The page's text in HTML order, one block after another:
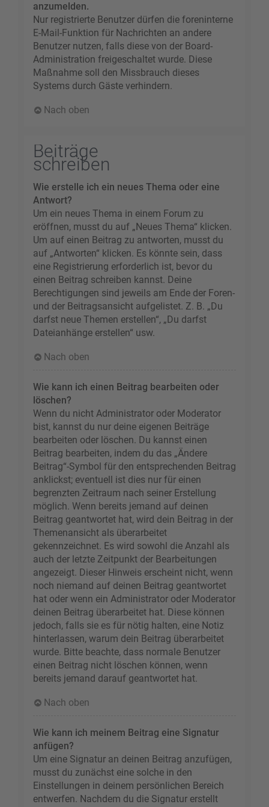
anzumelden.
Nur registrierte Benutzer dürfen die foreninterne
E-Mail-Funktion für Nachrichten an andere
Benutzer nutzen, falls diese von der Board-
Administration freigeschaltet wurde. Diese
Maßnahme soll den Missbrauch dieses
Systems durch Gäste verhindern.
Nach oben
Beiträge
schreiben
Wie erstelle ich ein neues Thema oder eine
Antwort?
Um ein neues Thema in einem Forum zu
eröffnen, musst du auf „Neues Thema“ klicken.
Um auf einen Beitrag zu antworten, musst du
auf „Antworten“ klicken. Es könnte sein, dass
eine Registrierung erforderlich ist, bevor du
einen Beitrag schreiben kannst. Deine
Berechtigungen sind jeweils am Ende der Foren-
und der Beitragsansicht aufgelistet. Z. B. „Du
darfst neue Themen erstellen“, „Du darfst
Dateianhänge erstellen“ usw.
Nach oben
Wie kann ich einen Beitrag bearbeiten oder
löschen?
Wenn du nicht Administrator oder Moderator
bist, kannst du nur deine eigenen Beiträge
bearbeiten oder löschen. Du kannst einen
Beitrag bearbeiten, indem du das „Ändere
Beitrag“-Symbol für den entsprechenden Beitrag
anklickst; eventuell ist dies nur für einen
begrenzten Zeitraum nach seiner Erstellung
möglich. Wenn bereits jemand auf deinen
Beitrag geantwortet hat, wird dein Beitrag in der
Themenansicht als überarbeitet
gekennzeichnet. Es wird sowohl die Anzahl als
auch der letzte Zeitpunkt der Bearbeitungen
angezeigt. Dieser Hinweis erscheint nicht, wenn
noch niemand auf deinen Beitrag geantwortet
hat oder wenn ein Administrator oder Moderator
deinen Beitrag überarbeitet hat. Diese können
jedoch, falls sie es für nötig halten, eine Notiz
hinterlassen, warum dein Beitrag überarbeitet
wurde. Bitte beachte, dass normale Benutzer
einen Beitrag nicht löschen können, wenn
bereits jemand darauf geantwortet hat.
Nach oben
Wie kann ich meinem Beitrag eine Signatur
anfügen?
Um eine Signatur an deinen Beitrag anzufügen,
musst du zunächst eine solche in den
Einstellungen in deinem persönlichen Bereich
entwerfen. Nachdem du die Signatur erstellt